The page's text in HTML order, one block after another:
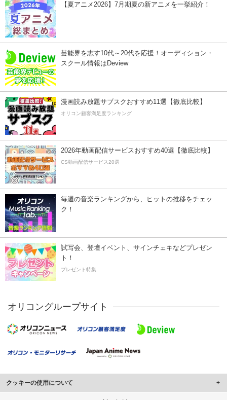
【夏アニメ2026】7月期夏の新アニメを一挙紹介！
芸能界を志す10代～20代を応援！オーディション・
スクール情報はDeview
漫画読み放題サブスクおすすめ11選【徹底比較】
オリコン顧客満足度ランキング
2026年動画配信サービスおすすめ40選【徹底比較】
CS動画配信サービス20選
毎週の音楽ランキングから、ヒットの推移をチェッ
ク！
試写会、登壇イベント、サインチェキなどプレゼン
ト！
プレゼント特集
オリコングループサイト
クッキーの使用について